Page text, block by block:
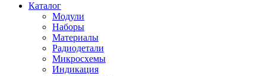
Каталог
Модули
Наборы
Материалы
Радиодетали
Микросхемы
Индикация